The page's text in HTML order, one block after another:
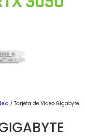
/ Tarjeta de Video Gigabyte